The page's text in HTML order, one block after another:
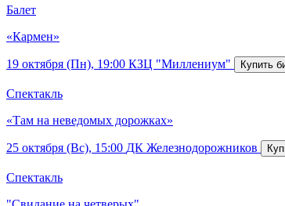
Балет
«Кармен»
19 октября (Пн), 19:00 КЗЦ "Миллениум"
Спектакль
«Там на неведомых дорожках»
25 октября (Вс), 15:00 ДК Железнодорожников
Спектакль